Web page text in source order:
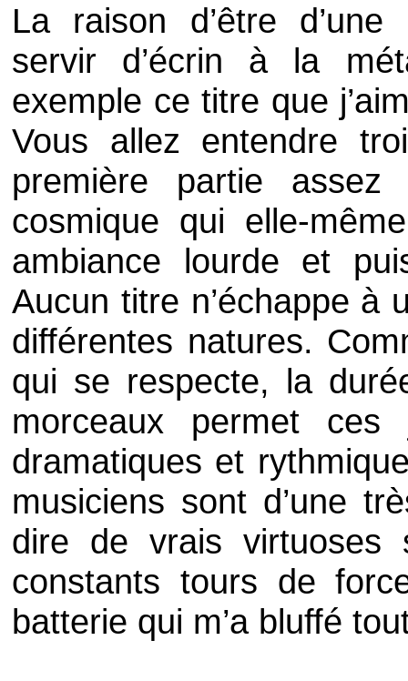
La raison d’être
servir d’écrin à la
exemple ce titre que
Vous allez entendre
première partie assez
cosmique qui elle-
ambiance lourde et
Aucun titre n’échappe à
différentes natures.
qui se respecte, la
morceaux permet ces
dramatiques et
musiciens sont d’une
dire de vrais virtuoses
constants tours de
batterie qui m’a bluffé